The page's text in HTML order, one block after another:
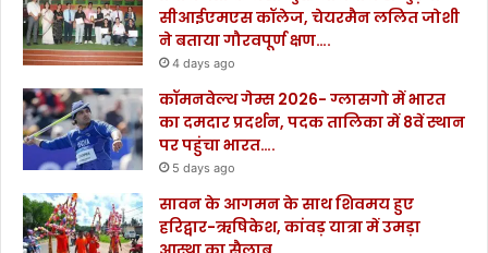
सीआईएमएस कॉलेज, चेयरमैन ललित जोशी
ने बताया गौरवपूर्ण क्षण….
4 days ago
कॉमनवेल्थ गेम्स 2026- ग्लासगो में भारत
का दमदार प्रदर्शन, पदक तालिका में 8वें स्थान
पर पहुंचा भारत….
5 days ago
सावन के आगमन के साथ शिवमय हुए
हरिद्वार-ऋषिकेश, कांवड़ यात्रा में उमड़ा